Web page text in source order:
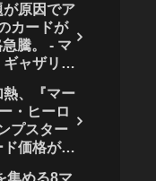
原因でア
カードが
騰。 - マ
ャザリン
、『マー
・ヒーロ
プスター
ド価格が
集める8マ